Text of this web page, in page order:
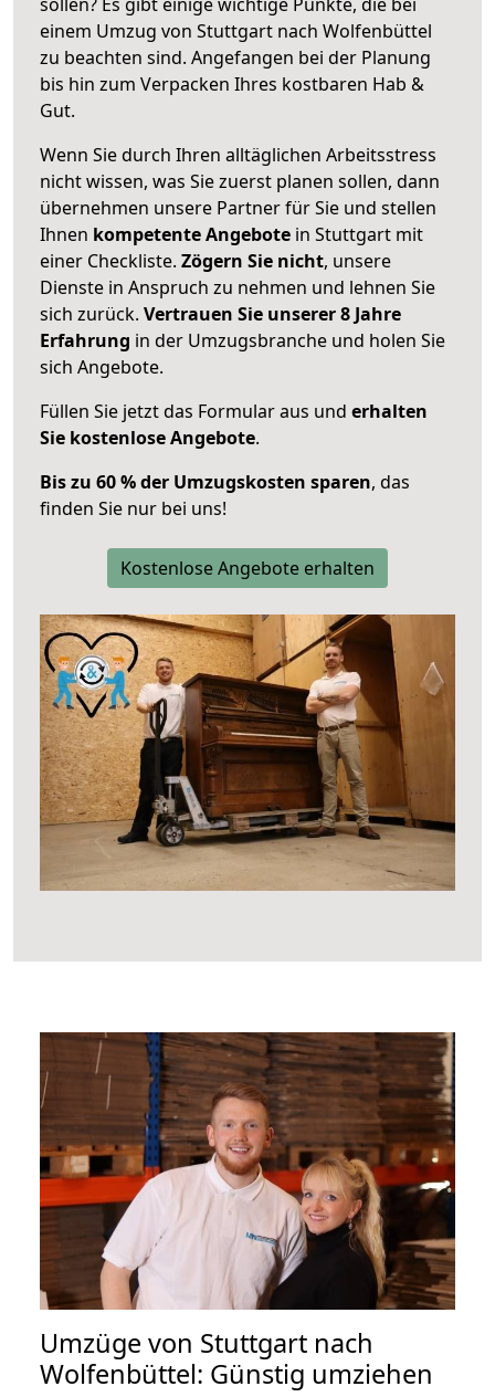
einem Umzug von Stuttgart nach Wolfenbüttel
zu beachten sind. Angefangen bei der Planung
bis hin zum Verpacken Ihres kostbaren Hab &
Gut.
Wenn Sie durch Ihren alltäglichen Arbeitsstress
nicht wissen, was Sie zuerst planen sollen, dann
übernehmen unsere Partner für Sie und stellen
Ihnen kompetente Angebote in Stuttgart mit
einer Checkliste. Zögern Sie nicht, unsere
Dienste in Anspruch zu nehmen und lehnen Sie
sich zurück. Vertrauen Sie unserer 8 Jahre
Erfahrung in der Umzugsbranche und holen Sie
sich Angebote.
Füllen Sie jetzt das Formular aus und erhalten
Sie kostenlose Angebote.
Bis zu 60 % der Umzugskosten sparen, das
finden Sie nur bei uns!
Kostenlose Angebote erhalten
Umzüge von Stuttgart nach
Wolfenbüttel: Günstig umziehen